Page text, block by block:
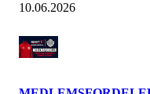
10.06.2026